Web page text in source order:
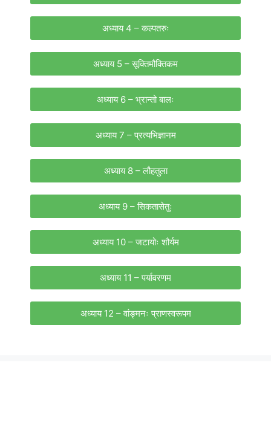
अध्याय 4 – कल्पतरुः
अध्याय 5 – सूक्तिमौक्तिकम
अध्याय 6 – भ्रान्तो बालः
अध्याय 7 – प्रत्यभिज्ञानम
अध्याय 8 – लौहतुला
अध्याय 9 – सिकतासेतुः
अध्याय 10 – जटायोः शौर्यम
अध्याय 11 – पर्यावरणम
अध्याय 12 – वांङ्मनः प्राणस्वरूपम